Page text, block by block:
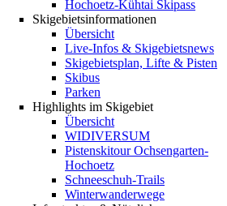
Hochoetz-Kühtai Skipass
Skigebietsinformationen
Übersicht
Live-Infos & Skigebietsnews
Skigebietsplan, Lifte & Pisten
Skibus
Parken
Highlights im Skigebiet
Übersicht
WIDIVERSUM
Pistenskitour Ochsengarten-
Hochoetz
Schneeschuh-Trails
Winterwanderwege